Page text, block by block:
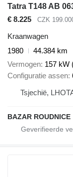
Tatra T148 AB
€ 8.225
CZK
Kraanwagen
1980
44.384 km
Vermogen 157 kW
Configuratie assen
Tsjechië,
BAZAR ROUDNICE